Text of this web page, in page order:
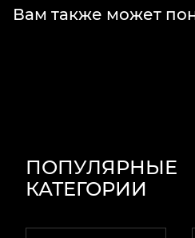
Вам также может
ПОПУЛЯРНЫЕ
КАТЕГОРИИ